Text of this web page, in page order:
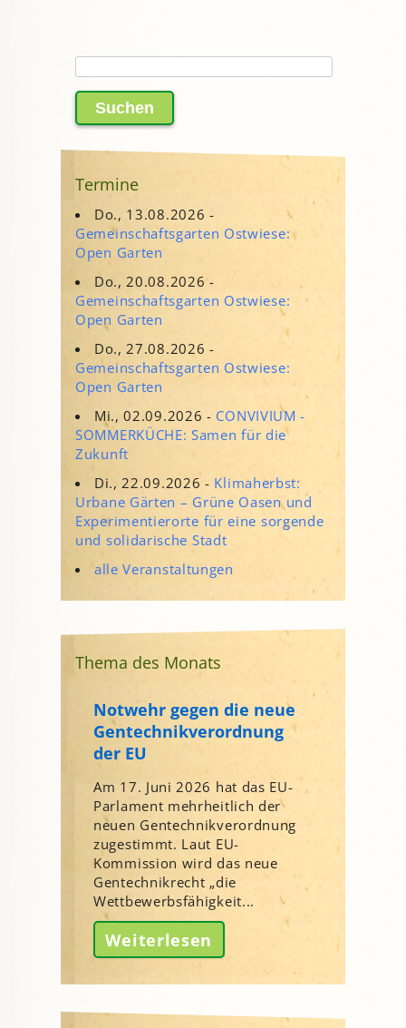
nach:
Termine
Do., 13.08.2026 -
Gemeinschaftsgarten Ostwiese:
Open Garten
Do., 20.08.2026 -
Gemeinschaftsgarten Ostwiese:
Open Garten
Do., 27.08.2026 -
Gemeinschaftsgarten Ostwiese:
Open Garten
Mi., 02.09.2026 - CONVIVIUM -
SOMMERKÜCHE: Samen für die
Zukunft
Di., 22.09.2026 - Klimaherbst:
Urbane Gärten – Grüne Oasen und
Experimentierorte für eine sorgende
und solidarische Stadt
alle Veranstaltungen
Thema des Monats
Notwehr gegen die neue
Gentechnikverordnung
der EU
Am 17. Juni 2026 hat das EU-
Parlament mehrheitlich der
neuen Gentechnikverordnung
zugestimmt. Laut EU-
Kommission wird das neue
Gentechnikrecht „die
Wettbewerbsfähigkeit...
Weiterlesen